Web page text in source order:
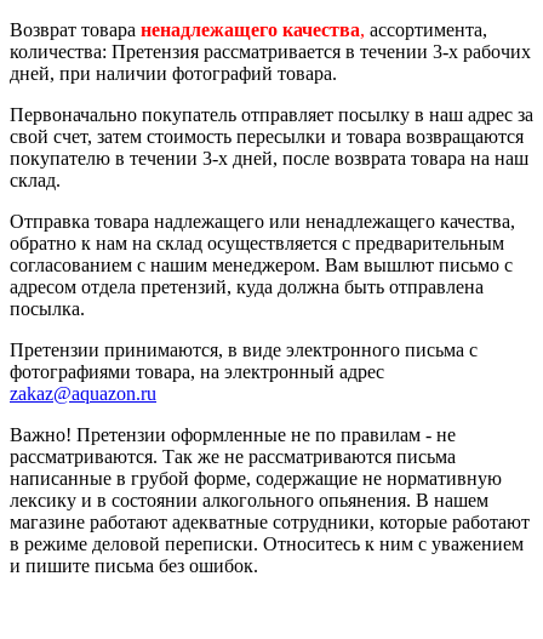
Возврат товара ненадлежащего качества, ассортимента,
количества: Претензия рассматривается в течении 3-х рабочих
дней, при наличии фотографий товара.
Первоначально покупатель отправляет посылку в наш адрес за
свой счет, затем стоимость пересылки и товара возвращаются
покупателю в течении 3-х дней, после возврата товара на наш
склад.
Отправка товара надлежащего или ненадлежащего качества,
обратно к нам на склад осуществляется с предварительным
согласованием с нашим менеджером. Вам вышлют письмо с
адресом отдела претензий, куда должна быть отправлена
посылка.
Претензии принимаются, в виде электронного письма с
фотографиями товара, на электронный адрес
zakaz@aquazon.ru
Важно! Претензии оформленные не по правилам - не
рассматриваются. Так же не рассматриваются письма
написанные в грубой форме, содержащие не нормативную
лексику и в состоянии алкогольного опьянения. В нашем
магазине работают адекватные сотрудники, которые работают
в режиме деловой переписки. Относитесь к ним с уважением
и пишите письма без ошибок.